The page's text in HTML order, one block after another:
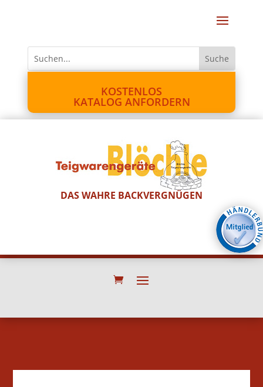
KOSTENLOS
KATALOG ANFORDERN
DAS WAHRE BACKVERGNÜGEN